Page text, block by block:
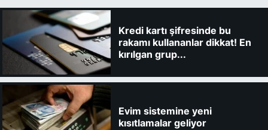
Kredi kartı şifresinde bu
rakamı kullananlar dikkat! En
kırılgan grup...
Evim sistemine yeni
kısıtlamalar geliyor